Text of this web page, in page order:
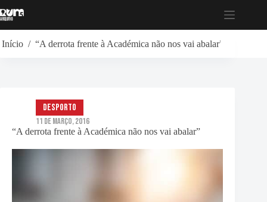
para
Início / “A derrota frente à Académica não nos vai abalar”
“A derrota frente à Académica não nos vai abalar”
Desporto
11 de Março, 2016